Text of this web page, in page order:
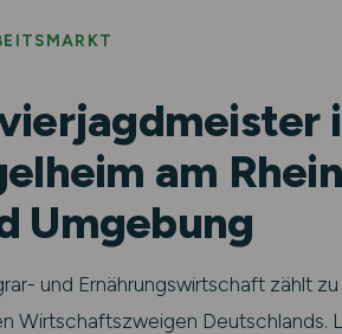
am Rhein
Umgebung
und Ernährungswirtschaft zählt
Wirtschaftszweigen Deutschlands.